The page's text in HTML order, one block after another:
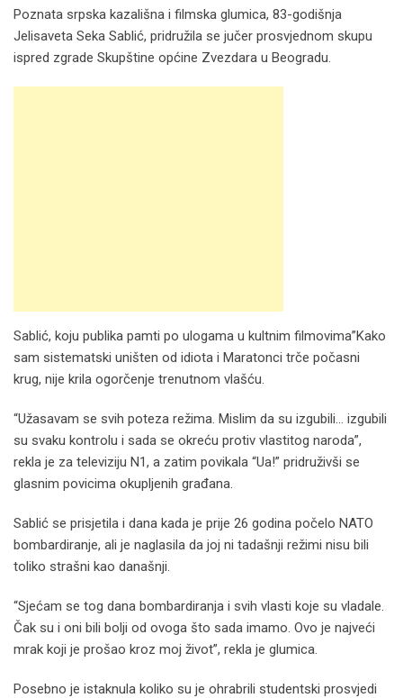
Poznata srpska kazališna i filmska glumica, 83-godišnja
Jelisaveta Seka Sablić, pridružila se jučer prosvjednom skupu
ispred zgrade Skupštine općine Zvezdara u Beogradu.
Sablić, koju publika pamti po ulogama u kultnim filmovima”Kako
sam sistematski uništen od idiota i Maratonci trče počasni
krug, nije krila ogorčenje trenutnom vlašću.
“Užasavam se svih poteza režima. Mislim da su izgubili… izgubili
su svaku kontrolu i sada se okreću protiv vlastitog naroda”,
rekla je za televiziju N1, a zatim povikala “Ua!” pridruživši se
glasnim povicima okupljenih građana.
Sablić se prisjetila i dana kada je prije 26 godina počelo NATO
bombardiranje, ali je naglasila da joj ni tadašnji režimi nisu bili
toliko strašni kao današnji.
“Sjećam se tog dana bombardiranja i svih vlasti koje su vladale.
Čak su i oni bili bolji od ovoga što sada imamo. Ovo je najveći
mrak koji je prošao kroz moj život”, rekla je glumica.
Posebno je istaknula koliko su je ohrabrili studentski prosvjedi